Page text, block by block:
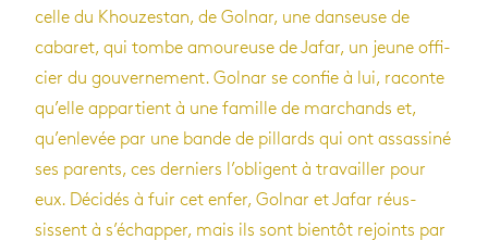
celle du Khou­zes­tan, de Gol­nar, une dan­seuse de
caba­ret, qui tombe amou­reuse de Jafar, un jeune offi­
cier du gou­ver­ne­ment. Gol­nar se confie à lui, raconte
qu’elle appar­tient à une famille de mar­chands et,
qu’en­le­vée par une bande de pillards qui ont assas­siné
ses parents, ces der­niers l’obligent à tra­vailler pour
eux. Déci­dés à fuir cet enfer, Gol­nar et Jafar réus­
sissent à s’échap­per, mais ils sont bien­tôt rejoints par